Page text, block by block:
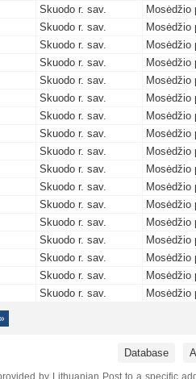
Skuodo r. sav.
Mosėdžio
Skuodo r. sav.
Mosėdžio
Skuodo r. sav.
Mosėdžio
Skuodo r. sav.
Mosėdžio
Skuodo r. sav.
Mosėdžio
Skuodo r. sav.
Mosėdžio
Skuodo r. sav.
Mosėdžio
Skuodo r. sav.
Mosėdžio
Skuodo r. sav.
Mosėdžio
Skuodo r. sav.
Mosėdžio
Skuodo r. sav.
Mosėdžio
Skuodo r. sav.
Mosėdžio
Skuodo r. sav.
Mosėdžio
Skuodo r. sav.
Mosėdžio
Skuodo r. sav.
Mosėdžio
Skuodo r. sav.
Mosėdžio
Skuodo r. sav. Mosėdžio
»
Database
by Lithuanian Post to a specific